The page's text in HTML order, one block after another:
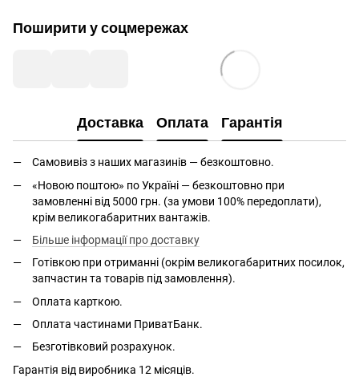
Поширити у соцмережах
Доставка Оплата Гарантія
Самовивіз з наших магазинів — безкоштовно.
«Новою поштою» по Україні — безкоштовно при
замовленні від 5000 грн. (за умови 100% передоплати),
крім великогабаритних вантажів.
Більше інформації про доставку
Готівкою при отриманні (окрім великогабаритних посилок,
запчастин та товарів під замовлення).
Оплата карткою.
Оплата частинами ПриватБанк.
Безготівковий розрахунок.
Гарантія від виробника 12 місяців.